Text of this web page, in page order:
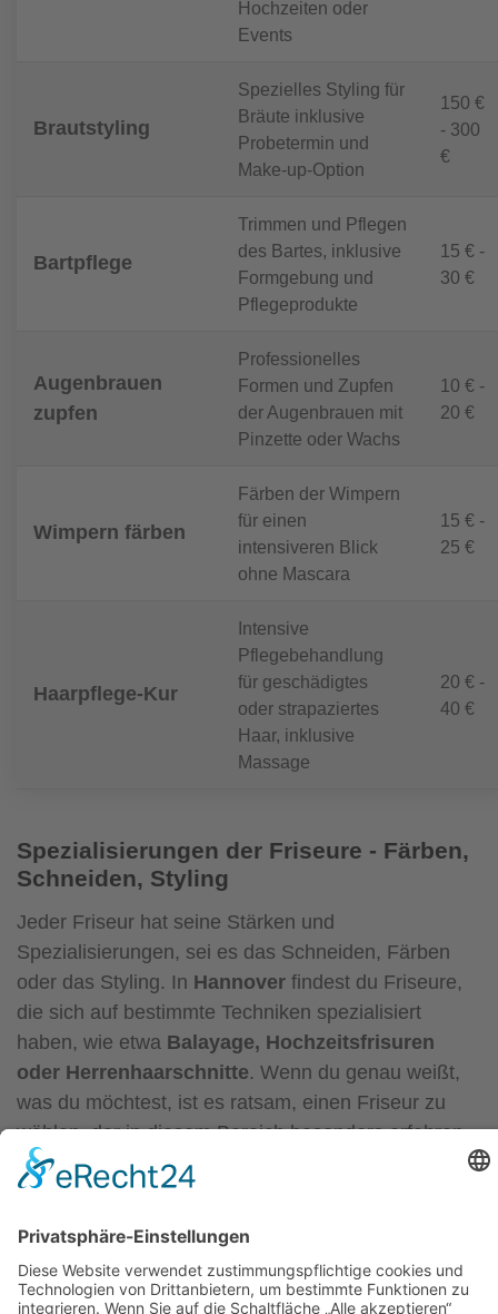
Hochzeiten oder
Events
Brautstyling
Spezielles Styling für
Bräute inklusive
Probetermin und
Make-up-Option
150 €
- 300
€
Bartpflege
Trimmen und Pflegen
des Bartes, inklusive
Formgebung und
Pflegeprodukte
15 € -
30 €
Augenbrauen
zupfen
Professionelles
Formen und Zupfen
der Augenbrauen mit
Pinzette oder Wachs
10 € -
20 €
Wimpern färben
Färben der Wimpern
für einen
intensiveren Blick
ohne Mascara
15 € -
25 €
Haarpflege-Kur
Intensive
Pflegebehandlung
für geschädigtes
oder strapaziertes
Haar, inklusive
Massage
20 € -
40 €
Spezialisierungen der Friseure - Färben,
Schneiden, Styling
Jeder Friseur hat seine Stärken und
Spezialisierungen, sei es das Schneiden, Färben
oder das Styling. In Hannover findest du Friseure,
die sich auf bestimmte Techniken spezialisiert
haben, wie etwa Balayage, Hochzeitsfrisuren
oder Herrenhaarschnitte. Wenn du genau weißt,
was du möchtest, ist es ratsam, einen Friseur zu
wählen, der in diesem Bereich besonders erfahren
ist. So kannst du sicher sein, dass das Ergebnis
perfekt wird und deine Erwartungen erfüllt.
Preis-Leistungs-Verhältnis - Qualität zu
fairen Preisen